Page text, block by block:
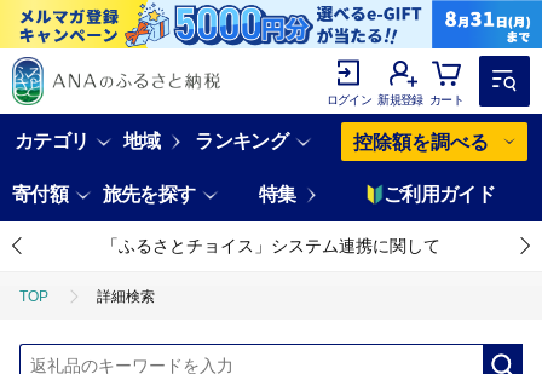
ログイン 新規登録 カート
カテゴリ 地域 ランキング 控除額を調べる
寄付額 旅先を探す 特集 ご利用ガイド
「ふるさとチョイス」システム連携に関して
TOP 詳細検索